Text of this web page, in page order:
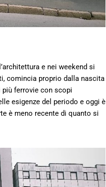
e nei weekend si
comincia proprio dalla nascita
più ferrovie con scopi
esigenze del periodo e oggi è
è meno recente di quanto si